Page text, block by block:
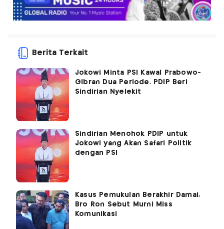
Berita Terkait
Jokowi Minta PSI Kawal Prabowo-
Gibran Dua Periode, PDIP Beri
Sindirian Nyelekit
Sindirian Menohok PDIP untuk
Jokowi yang Akan Safari Politik
dengan PSI
Kasus Pemukulan Berakhir Damai,
Bro Ron Sebut Murni Miss
Komunikasi